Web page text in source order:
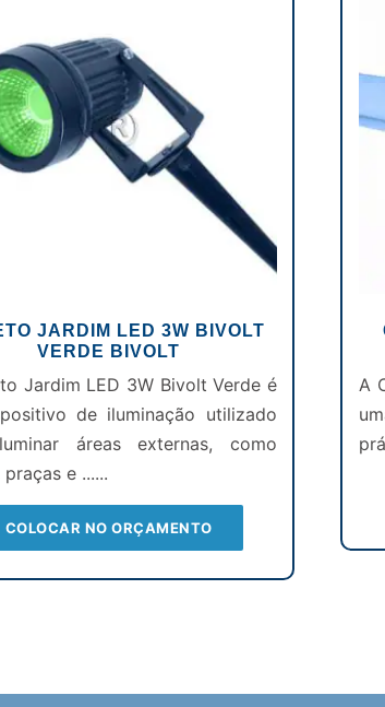
JARDIM LED 3W BIVOLT
VERDE BIVOLT
Jardim LED 3W Bivolt Verde é
de iluminação utilizado
áreas externas, como
e ......
COLOCAR NO ORÇAMENTO
A